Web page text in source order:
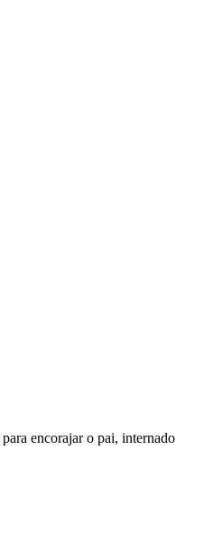
encorajar o pai, internado